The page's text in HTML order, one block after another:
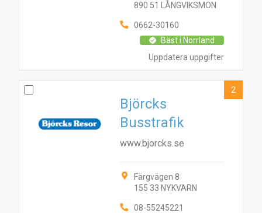
Uppdatera uppgifter
890 51 LÅNGVIKSMON
0662-30160
Bäst i Norrland
Björcks
Busstrafik
www.bjorcks.se
Färgvägen 8
155 33 NYKVARN
08-55245221
2